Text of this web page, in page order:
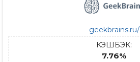
geekbrains.ru/
КЭШБЭК:
7.76%